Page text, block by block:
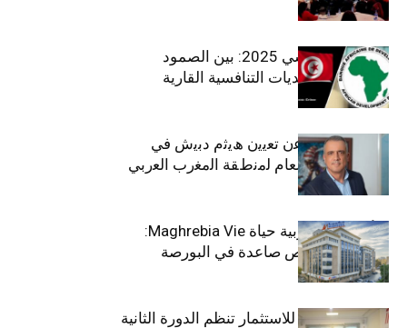
الاقتصاد التونسي 2025: بين الصمود
الاجتماعي وتحديات التنافسية القارية
ﺗﯾﺗرا ﺑﺎك ﺗﻌﻠن ﻋن ﺗﻌﯾﯾن ھﯾﺛم دﺑﯾش ﻓﻲ
ﻣﻧﺻب اﻟﻣدﯾر اﻟﻌﺎم ﻟﻣﻧطﻘﺔ اﻟﻣﻐرب اﻟﻌرﺑﻲ
وﻏرب أﻓرﯾﻘﯾﺎ
التأمينات المغربية حياة Maghrebia Vie:
فاعل رائد بفرص صاعدة في البورصة
(+34.8%)
الهيئة التونسية للاستثمار تنظم الدورة الثانية